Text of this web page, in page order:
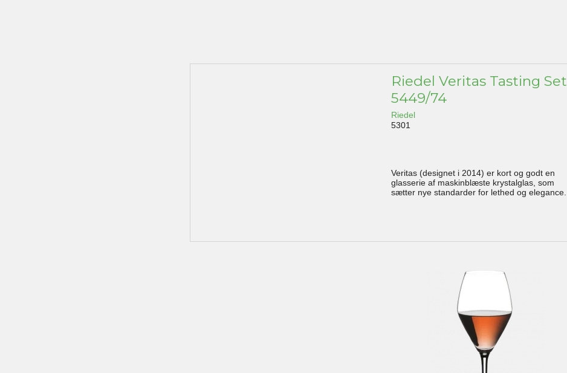
Riedel Veritas Tasting Set
5449/74
Riedel
5301
Veritas (designet i 2014) er kort og godt en
glasserie af maskinblæste krystalglas, som
sætter nye standarder for lethed og elegance.